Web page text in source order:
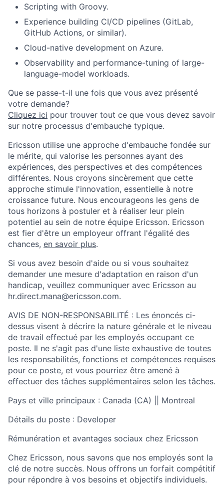
Scripting with Groovy.
Experience building CI/CD pipelines (GitLab,
GitHub Actions, or similar).
Cloud-native development on Azure.
Observability and performance-tuning of large-
language-model workloads.
Que se passe-t-il une fois que vous avez présenté
votre demande?
Cliquez ici pour trouver tout ce que vous devez savoir
sur notre processus d'embauche typique.
Ericsson utilise une approche d'embauche fondée sur
le mérite, qui valorise les personnes ayant des
expériences, des perspectives et des compétences
différentes. Nous croyons sincèrement que cette
approche stimule l'innovation, essentielle à notre
croissance future. Nous encourageons les gens de
tous horizons à postuler et à réaliser leur plein
potentiel au sein de notre équipe Ericsson. Ericsson
est fier d'être un employeur offrant l'égalité des
chances, en savoir plus.
Si vous avez besoin d'aide ou si vous souhaitez
demander une mesure d'adaptation en raison d'un
handicap, veuillez communiquer avec Ericsson au
hr.direct.mana@ericsson.com.
AVIS DE NON-RESPONSABILITÉ : Les énoncés ci-
dessus visent à décrire la nature générale et le niveau
de travail effectué par les employés occupant ce
poste. Il ne s'agit pas d'une liste exhaustive de toutes
les responsabilités, fonctions et compétences requises
pour ce poste, et vous pourriez être amené à
effectuer des tâches supplémentaires selon les tâches.
Pays et ville principaux : Canada (CA) || Montreal
Détails du poste : Developer
Rémunération et avantages sociaux chez Ericsson
Chez Ericsson, nous savons que nos employés sont la
clé de notre succès. Nous offrons un forfait compétitif
pour répondre à vos besoins et objectifs individuels.